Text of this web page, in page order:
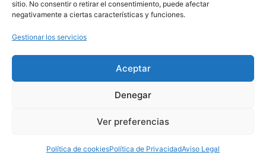
sitio. No consentir o retirar el consentimiento, puede afectar
negativamente a ciertas características y funciones.
Gestionar los servicios
Aceptar
Denegar
Ver preferencias
Política de cookiesPolítica de PrivacidadAviso Legal